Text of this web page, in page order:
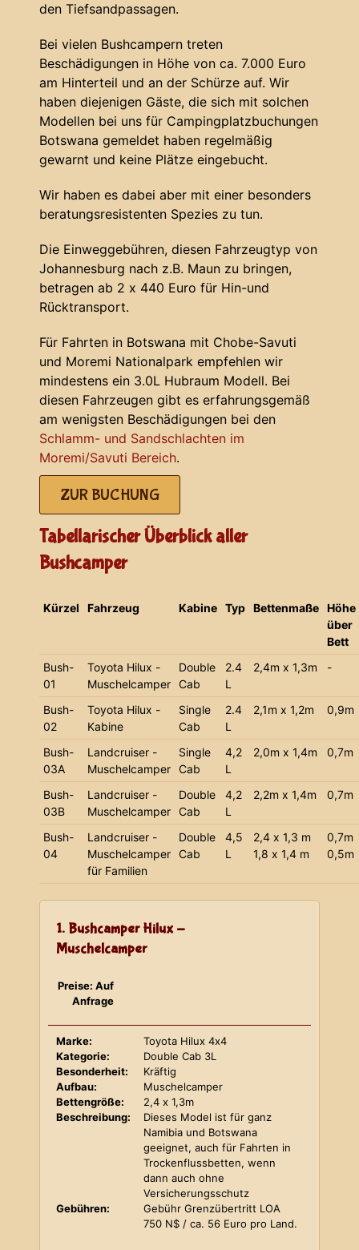
den Tiefsandpassagen.
Bei vielen Bushcampern treten
Beschädigungen in Höhe von ca. 7.000 Euro
am Hinterteil und an der Schürze auf. Wir
haben diejenigen Gäste, die sich mit solchen
Modellen bei uns für Campingplatzbuchungen
Botswana gemeldet haben regelmäßig
gewarnt und keine Plätze eingebucht.
Wir haben es dabei aber mit einer besonders
beratungsresistenten Spezies zu tun.
Die Einweggebühren, diesen Fahrzeugtyp von
Johannesburg nach z.B. Maun zu bringen,
betragen ab 2 x 440 Euro für Hin-und
Rücktransport.
Für Fahrten in Botswana mit Chobe-Savuti
und Moremi Nationalpark empfehlen wir
mindestens ein 3.0L Hubraum Modell. Bei
diesen Fahrzeugen gibt es erfahrungsgemäß
am wenigsten Beschädigungen bei den
Schlamm- und Sandschlachten im
Moremi/Savuti Bereich.
ZUR BUCHUNG
Tabellarischer Überblick aller
Bushcamper
Kürzel Fahrzeug Kabine Typ Bettenmaße Höhe
über
Bett
Bush-
01
Toyota Hilux -
Muschelcamper
Double
Cab
2.4
L
2,4m x 1,3m -
Bush-
02
Toyota Hilux -
Kabine
Single
Cab
2.4
L
2,1m x 1,2m 0,9m
Bush-
03A
Landcruiser -
Muschelcamper
Single
Cab
4,2
L
2,0m x 1,4m 0,7m
Bush-
03B
Landcruiser -
Muschelcamper
Double
Cab
4,2
L
2,2m x 1,4m 0,7m
Bush-
04
Landcruiser -
Muschelcamper
für Familien
Double
Cab
4,5
L
2,4 x 1,3 m
1,8 x 1,4 m
0,7m
0,5m
1. Bushcamper Hilux -
Muschelcamper
Preise: Auf
Anfrage
Marke:
Toyota Hilux 4x4
Kategorie:
Double Cab 3L
Besonderheit:
Kräftig
Aufbau:
Muschelcamper
Bettengröße:
2,4 x 1,3m
Beschreibung:
Dieses Model ist für ganz
Namibia und Botswana
geeignet, auch für Fahrten in
Trockenflussbetten, wenn
dann auch ohne
Versicherungsschutz
Gebühren:
Gebühr Grenzübertritt LOA
750 N$ / ca. 56 Euro pro Land.